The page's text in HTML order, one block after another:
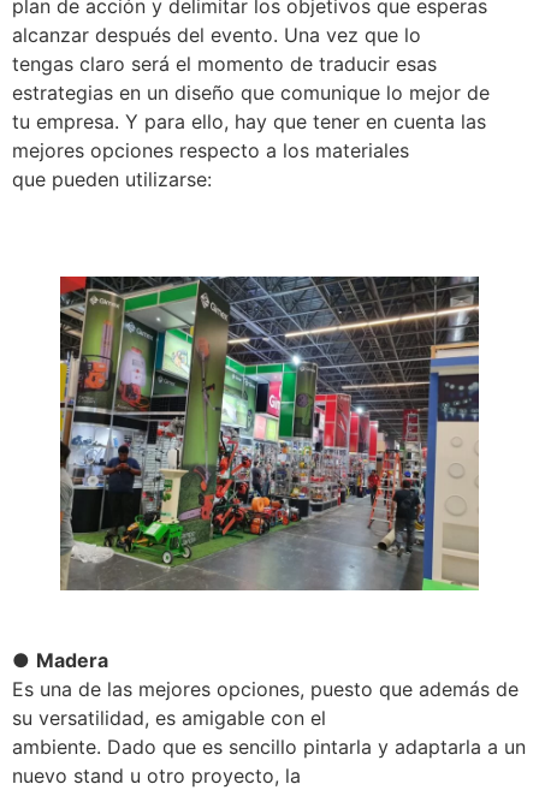
plan de acción y delimitar los objetivos que esperas
alcanzar después del evento. Una vez que lo
tengas claro será el momento de traducir esas
estrategias en un diseño que comunique lo mejor de
tu empresa. Y para ello, hay que tener en cuenta las
mejores opciones respecto a los materiales
que pueden utilizarse:
● Madera
Es una de las mejores opciones, puesto que además de
su versatilidad, es amigable con el
ambiente. Dado que es sencillo pintarla y adaptarla a un
nuevo stand u otro proyecto, la